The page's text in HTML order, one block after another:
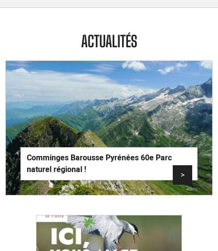
ACTUALITÉS
Comminges Barousse Pyrénées 60e Parc
naturel régional !
>